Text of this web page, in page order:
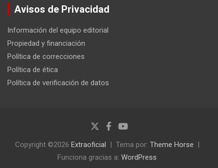
Avisos de Privacidad
Información del equipo editorial
Propiedad y financiación
Política de correcciones
Política de ética
Política de verificación de datos
Copyright ©2026 Extraoficial Tema por: Theme Horse
Funciona gracias a: WordPress